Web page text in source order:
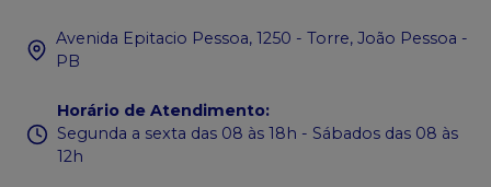
Avenida Epitacio Pessoa, 1250 - Torre, João Pessoa -
PB
Horário de Atendimento:
Segunda a sexta das 08 às 18h - Sábados das 08 às
12h